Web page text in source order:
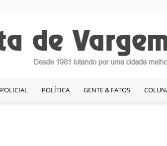
POLICIAL POLÍTICA GENTE & FATOS